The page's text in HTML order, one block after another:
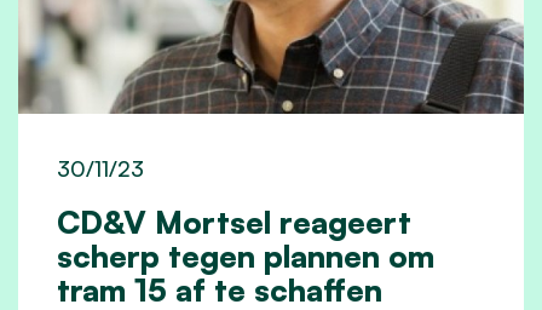
CD&V Mortsel reageert
scherp tegen plannen om
tram 15 af te schaffen
30/11/23